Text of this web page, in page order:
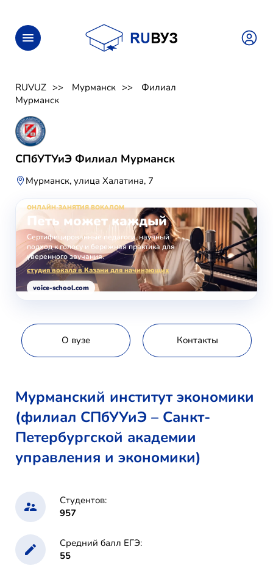
RUVUZ Мурманск
Филиал
Мурманск
СПбУТУиЭ Филиал Мурманск
Мурманск, улица Халатина, 7
ОНЛАЙН-ЗАНЯТИЯ ВОКАЛОМ
Петь может каждый
Сертифицированные педагоги, научный
подход к голосу и бережная практика для
уверенного звучания.
студия вокала в Казани для начинающих
voice-school.com
О вузе Контакты
Мурманский институт экономики
(филиал СПбУУиЭ – Санкт-
Петербургской академии
управления и экономики)
Студентов:
957
Средний балл ЕГЭ:
55